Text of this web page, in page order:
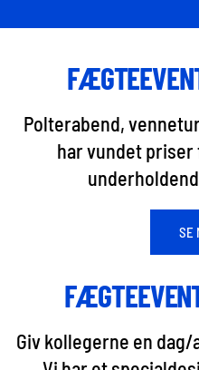
Polterabend,
har vundet
SE
Giv kollegerne en